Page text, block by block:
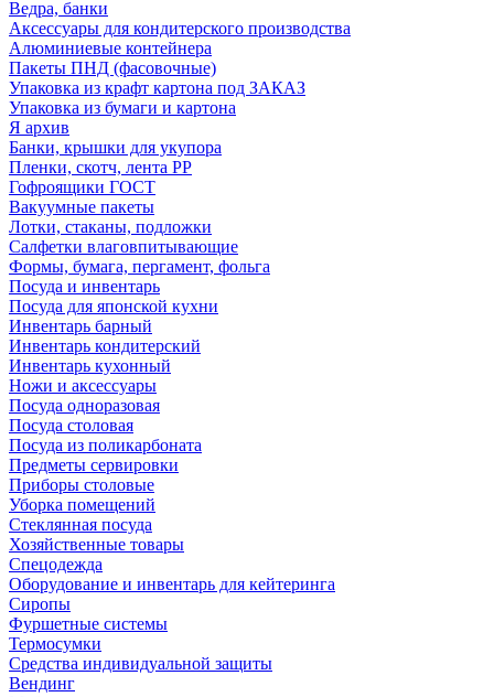
Ведра, банки
Аксессуары для кондитерского производства
Алюминиевые контейнера
Пакеты ПНД (фасовочные)
Упаковка из крафт картона под ЗАКАЗ
Упаковка из бумаги и картона
Я архив
Банки, крышки для укупора
Пленки, скотч, лента РР
Гофроящики ГОСТ
Вакуумные пакеты
Лотки, стаканы, подложки
Салфетки влаговпитывающие
Формы, бумага, пергамент, фольга
Посуда и инвентарь
Посуда для японской кухни
Инвентарь барный
Инвентарь кондитерский
Инвентарь кухонный
Ножи и аксессуары
Посуда одноразовая
Посуда столовая
Посуда из поликарбоната
Предметы сервировки
Приборы столовые
Уборка помещений
Стеклянная посуда
Хозяйственные товары
Спецодежда
Оборудование и инвентарь для кейтеринга
Сиропы
Фуршетные системы
Термосумки
Средства индивидуальной защиты
Вендинг